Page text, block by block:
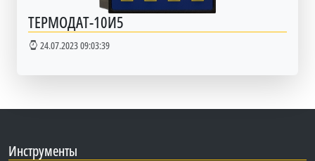
ТЕРМОДАТ-10И5
24.07.2023 09:03:39
Инструменты